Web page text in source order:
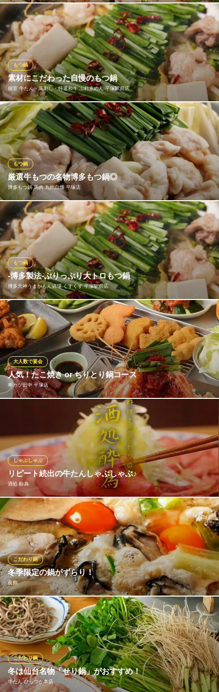
神奈川県平塚市東八幡2-4-39
沖縄料理×九州料理の競演！！初夏にぴったりな宴会コーススター
ト♪ 旨いは、食材から！産地直送のこだわりの食材を使用した宴
会コースは当店自慢のコースです！
平塚うまみBAR 然
居酒屋
ＪＲ東海道本線平塚駅 徒歩4分
神奈川県平塚市代官町11-34 AFKビルB1
素材にこだわった自慢のもつ鍋
個室 牛たん・馬刺し・特選和牛 ぶれゑめん 平塚駅前店
もつ鍋
当店のもつ鍋は素材にこだわり、スープもオリジナルブレンドの
ものを使用しております。お酒との相性も抜群！雑炊で〆たら心
もお腹も大満足になること間違いなしです！！
個室 牛たん・馬刺し・特選和牛 ぶれゑめん 平塚駅前店
【喫煙可】創作肉居酒屋
ＪＲ東海道本線平塚駅 徒歩3分
神奈川県平塚市紅谷町4-3 中秋ビル3F
厳選牛もつの名物博多もつ鍋◎
博多もつ鍋 馬肉 九州自慢 平塚店
もつ鍋
当店自慢の「名物博多もつ鍋」は厳選した上質な国産牛もつをた
っぷり使用。ぷりぷりの食感と噛むほどに溢れる濃厚な旨みが口
いっぱいに広がります。秘伝のスープは素材の美味しさを最大限
に引き出し、野菜との相性も抜群。〆のちゃんぽん麺や雑炊で余
すことなく愉しめる。九州直送の新鮮なもつだからこそ味わえる
本場の味。
博多もつ鍋 馬肉 九州自慢 平塚店
もつ鍋・馬肉・九州料理
ＪＲ東海道本線平塚駅 徒歩3分
神奈川県平塚市紅谷町9-1
-博多製法-ぷりっぷり大トロもつ鍋
博多天神うまかもん酒場 くすくす 平塚駅前店
もつ鍋
厳選した3種の国産もつ使用。もつと野菜の旨味が染み込んだスー
プはまさに絶品！拘り抜いた自慢のもつ鍋をこの冬にぜひ！
博多天神うまかもん酒場 くすくす 平塚駅前店
宴会個室・九州料理
ＪＲ東海道本線平塚駅 徒歩2分
神奈川県平塚市紅谷町2-3 第一古木ビル2F
人気！たこ焼き or ちりとり鍋コース
串カツ田中 平塚店
大人数で宴会
たこ焼きorちりとり鍋！リーズナブルな飲み放題込2,980円（税
抜）コースが人気です。4名様から対応可！新年会、歓送迎会、忘
年会、仲間同士の飲み会、どんなシチュエーションにも串カツ田
中の大阪流宴会にお任せ！気になるメニューはもちろん追加OKで
す。
串カツ田中 平塚店
大阪名物伝統の串カツ
ＪＲ東海道本線平塚駅 徒歩4分
神奈川県平塚市紅谷町10-20
リピート続出の牛たんしゃぶしゃぶ♪
酒処 酔為
しゃぶしゃぶ
皮付きで仕入れる牛たんを本来の旨みを味わえるしゃぶしゃぶで♪
和風出汁やつけだれのおろしぽん酢まで全て手仕込みに こだわっ
た極上のしゃぶしゃぶをご堪能ください
酒処 酔為
大衆居酒屋×全国の地酒
ＪＲ東海道本線平塚駅 徒歩3分
神奈川県平塚市紅谷町17-17 コスモビル1F
冬季限定の鍋がずらり！
眞鶴
こだわり鍋
「眞鶴」では冬季限定でお鍋を数種類ご用意しております。どれ
も1575円とリーズナブル。今の時期にピッタリな牡蠣鍋には卵を
落として更に濃厚な味わいに。
眞鶴
完全個室/朝獲平塚地魚
ＪＲ東海道線平塚駅 徒歩4分
神奈川県平塚市紅谷町5-11
冬は仙台名物「せり鍋」がおすすめ！
牛たん ひらつか本店
こだわり鍋